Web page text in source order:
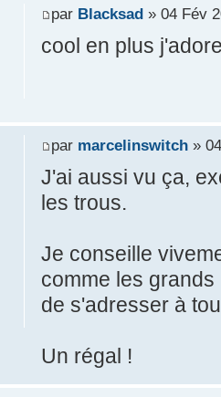
par Blacksad» 04 Fév
cool en plus
par marcelinswitch»
J'ai aussi vu ça,
les trous.
Je conseille
comme les
de s'adresser à
Un régal !